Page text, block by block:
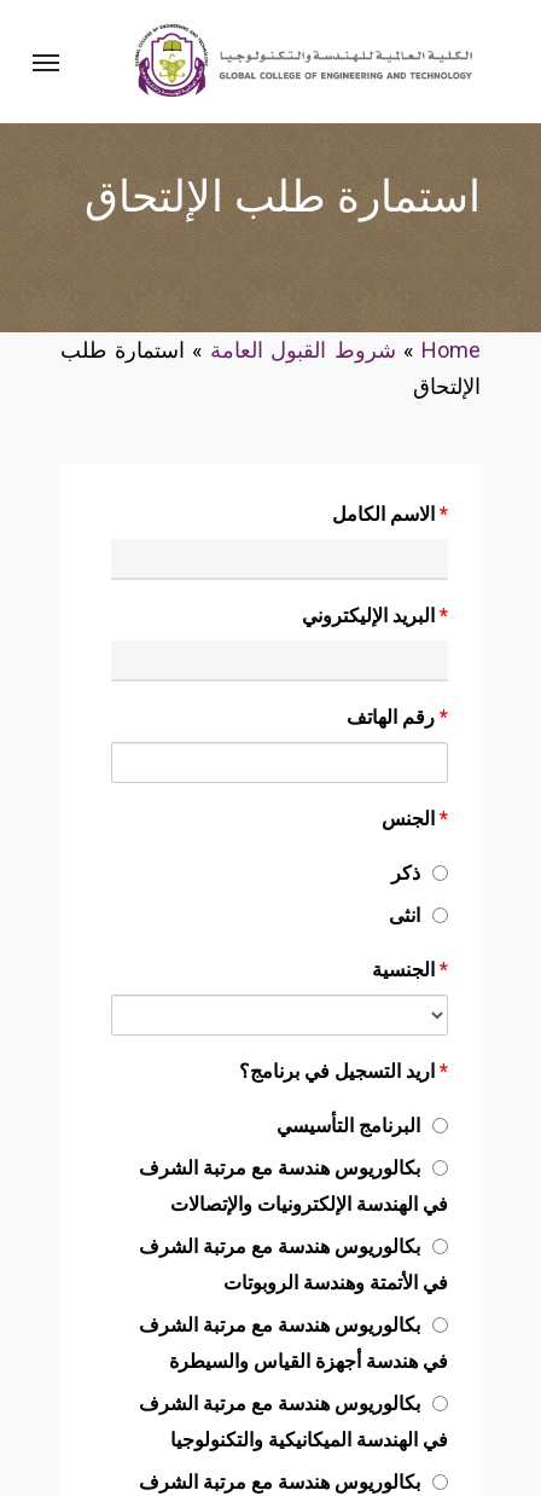
استمارة طلب الإلتحاق
Home
» شروط القبول العامة » استمارة طلب
الإلتحاق
الاسم الكامل*
البريد الإليكتروني*
رقم الهاتف*
الجنس*
ذكر
انثى
الجنسية*
اريد التسجيل في برنامج؟*
البرنامج التأسيسي
بكالوريوس هندسة مع مرتبة الشرف
في الهندسة الإلكترونيات والإتصالات
بكالوريوس هندسة مع مرتبة الشرف
في الأتمتة وهندسة الروبوتات
بكالوريوس هندسة مع مرتبة الشرف
في هندسة أجهزة القياس والسيطرة
بكالوريوس هندسة مع مرتبة الشرف
في الهندسة الميكانيكية والتكنولوجيا
بكالوريوس هندسة مع مرتبة الشرف